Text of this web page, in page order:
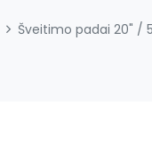
Šveitimo padai 20" /